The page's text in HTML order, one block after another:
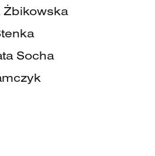
Żbikowska
Socha